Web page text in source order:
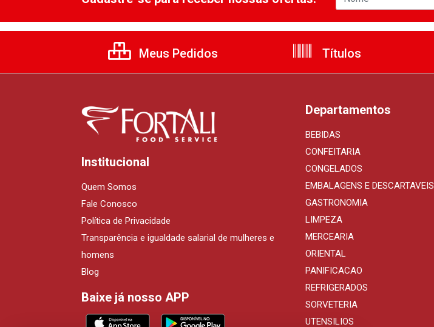
Meus Pedidos Títulos
Institucional
Quem Somos
Fale Conosco
Política de Privacidade
Transparência e igualdade salarial de mulheres e
homens
Blog
Baixe já nosso APP
Departamentos
BEBIDAS
CONFEITARIA
CONGELADOS
EMBALAGENS E DESCARTAVEIS
GASTRONOMIA
LIMPEZA
MERCEARIA
ORIENTAL
PANIFICACAO
REFRIGERADOS
SORVETERIA
UTENSILIOS